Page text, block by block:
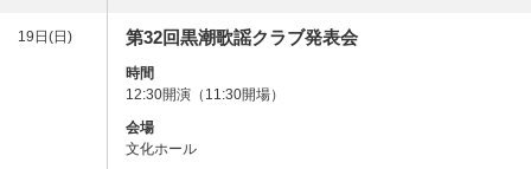
19日(日) 第32回黒潮歌謡クラブ発表会
時間
12:30開演（11:30開場）
会場
文化ホール